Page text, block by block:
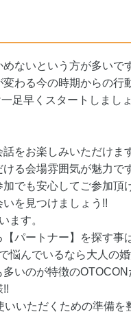
ないという方が多いで
わる今の時期からの行
足早くスタートしまし
をお楽しみいただけま
ける会場雰囲気が魅力で
でも安心してご参加頂
を見つけましょう!!
ます。
パートナー】を探す事
悩んでいるなら大人の
いのが特徴の
!!
いただくための準備